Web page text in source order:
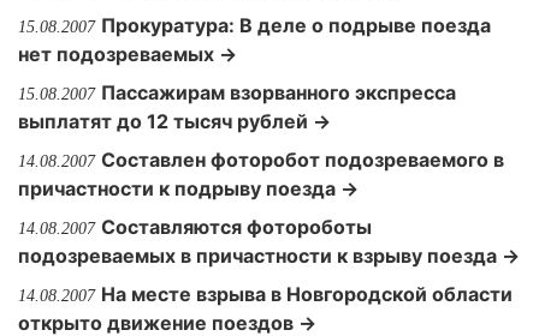
15.08.2007 Прокуратура: В деле о подрыве поезда
нет подозреваемых →
15.08.2007 Пассажирам взорванного экспресса
выплатят до 12 тысяч рублей →
14.08.2007 Составлен фоторобот подозреваемого в
причастности к подрыву поезда →
14.08.2007 Cоставляются фотороботы
подозреваемых в причастности к взрыву поезда →
14.08.2007 На месте взрыва в Новгородской области
открыто движение поездов →